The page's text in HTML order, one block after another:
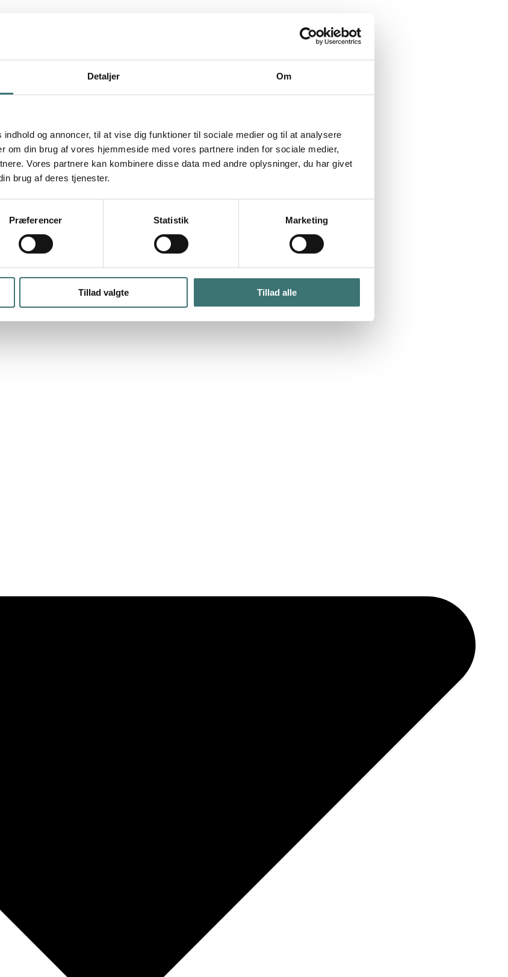
Detaljer Om
og annoncer, til at vise dig funktioner til sociale medier og til at analysere
om din brug af vores hjemmeside med vores partnere inden for sociale medier,
Vores partnere kan kombinere disse data med andre oplysninger, du har givet
brug af deres tjenester.
Præferencer Statistik Marketing
Tillad valgte Tillad alle